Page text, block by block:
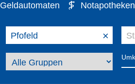
Geldautomaten Notapotheken
×